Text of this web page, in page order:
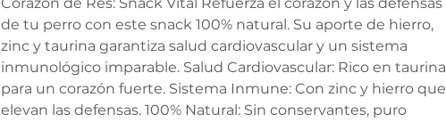
de tu perro con este snack 100% natural. Su aporte de hierro,
zinc y taurina garantiza salud cardiovascular y un sistema
inmunológico imparable. ​Salud Cardiovascular: Rico en taurina
para un corazón fuerte. ​Sistema Inmune: Con zinc y hierro que
elevan las defensas. ​100% Natural: Sin conservantes, puro